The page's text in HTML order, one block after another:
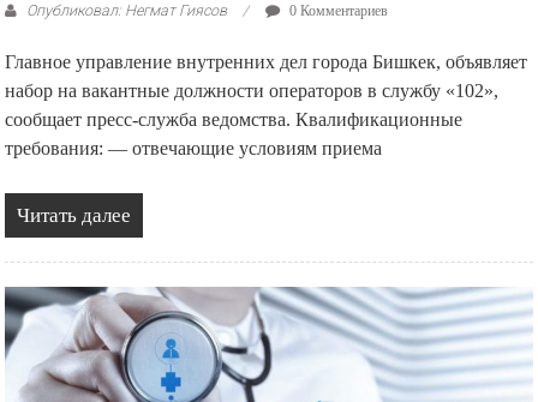
Опубликовал: Негмат Гиясов 0 Комментариев
Главное управление внутренних дел города Бишкек, объявляет
набор на вакантные должности операторов в службу «102»,
сообщает пресс-служба ведомства. Квалификационные
требования: — отвечающие условиям приема
Читать далее